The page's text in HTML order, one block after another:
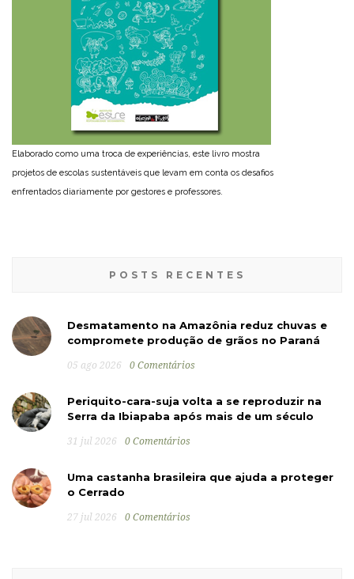
Elaborado como uma troca de experiências, este livro mostra
projetos de escolas sustentáveis que levam em conta os desafios
enfrentados diariamente por gestores e professores.
POSTS RECENTES
Desmatamento na Amazônia reduz chuvas e
compromete produção de grãos no Paraná
05 ago 2026 0 Comentários
Periquito-cara-suja volta a se reproduzir na
Serra da Ibiapaba após mais de um século
31 jul 2026 0 Comentários
Uma castanha brasileira que ajuda a proteger
o Cerrado
27 jul 2026 0 Comentários